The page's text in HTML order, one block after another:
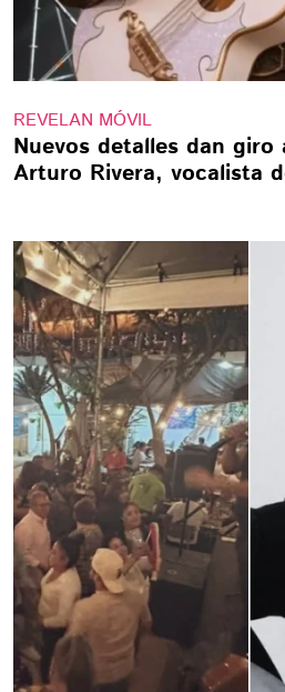
REVELAN MÓVIL
Nuevos detalles dan giro
Arturo Rivera, vocalista